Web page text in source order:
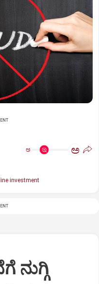
ಅ ಅ
investment
ನುಗ್ಗಿ